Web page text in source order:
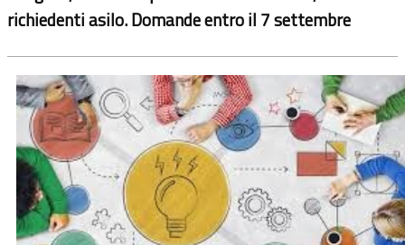
richiedenti asilo. Domande entro il 7 settembre